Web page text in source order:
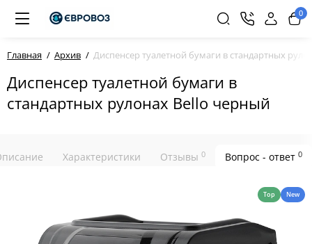
0
Главная Архив Диспенсер туалетной бумаги в стандартных
Диспенсер туалетной бумаги в
стандартных рулонах Bello черный
Характеристики Отзывы 0 Вопрос - ответ 0
Top New